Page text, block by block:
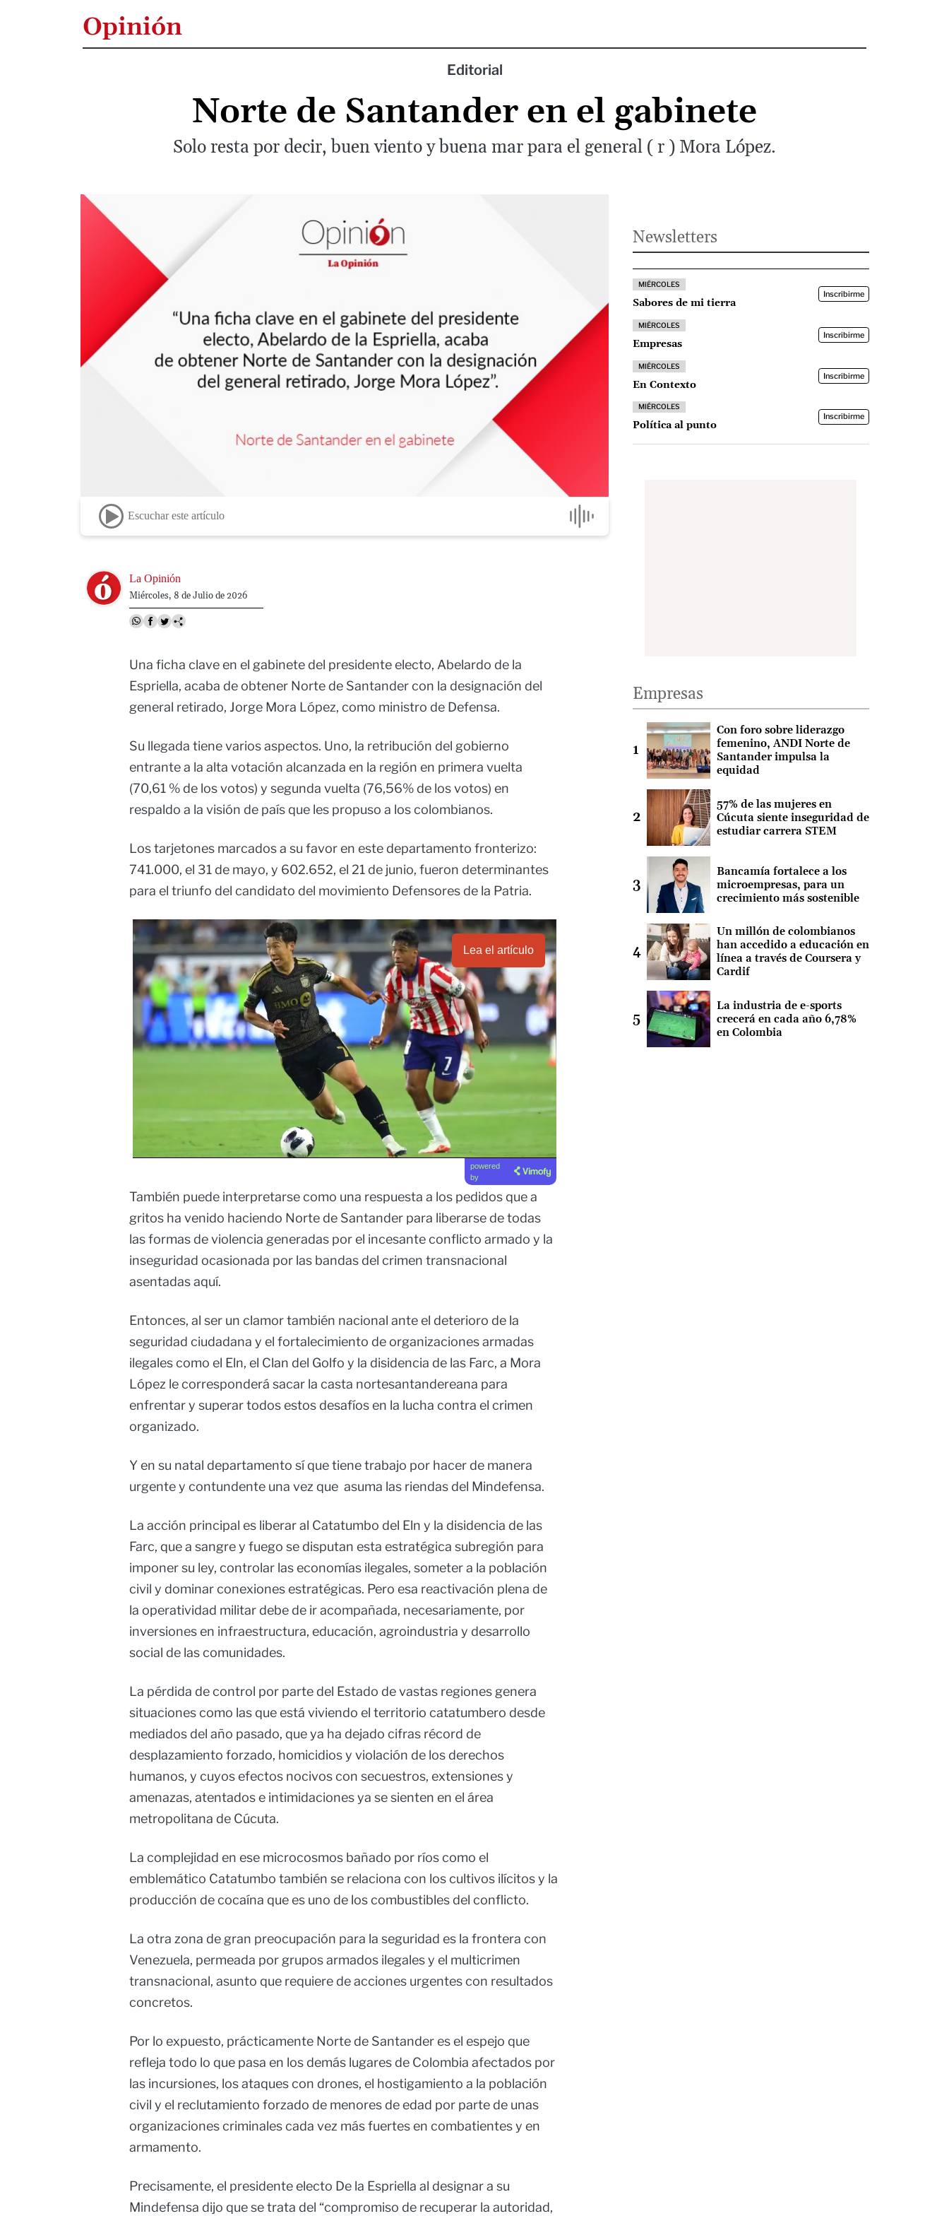
Opinión
Editorial
Norte de Santander en el gabinete
Solo resta por decir, buen viento y buena mar para el general ( r ) Mora López.
Escuchar este artículo
Image La Opinión
Miércoles, 8 de Julio de 2026
Una ficha clave en el gabinete del presidente electo, Abelardo de la
Espriella, acaba de obtener Norte de Santander con la designación del
general retirado, Jorge Mora López, como ministro de Defensa.
Su llegada tiene varios aspectos. Uno, la retribución del gobierno
entrante a la alta votación alcanzada en la región en primera vuelta
(70,61 % de los votos) y segunda vuelta (76,56% de los votos) en
respaldo a la visión de país que les propuso a los colombianos.
Los tarjetones marcados a su favor en este departamento fronterizo:
741.000, el 31 de mayo, y 602.652, el 21 de junio, fueron determinantes
para el triunfo del candidato del movimiento Defensores de la Patria.
Lea el artículo
powered
by
También puede interpretarse como una respuesta a los pedidos que a
gritos ha venido haciendo Norte de Santander para liberarse de todas
las formas de violencia generadas por el incesante conflicto armado y la
inseguridad ocasionada por las bandas del crimen transnacional
asentadas aquí.
Entonces, al ser un clamor también nacional ante el deterioro de la
seguridad ciudadana y el fortalecimiento de organizaciones armadas
ilegales como el Eln, el Clan del Golfo y la disidencia de las Farc, a Mora
López le corresponderá sacar la casta nortesantandereana para
enfrentar y superar todos estos desafíos en la lucha contra el crimen
organizado.
Y en su natal departamento sí que tiene trabajo por hacer de manera
urgente y contundente una vez que asuma las riendas del Mindefensa.
La acción principal es liberar al Catatumbo del Eln y la disidencia de las
Farc, que a sangre y fuego se disputan esta estratégica subregión para
imponer su ley, controlar las economías ilegales, someter a la población
civil y dominar conexiones estratégicas. Pero esa reactivación plena de
la operatividad militar debe de ir acompañada, necesariamente, por
inversiones en infraestructura, educación, agroindustria y desarrollo
social de las comunidades.
La pérdida de control por parte del Estado de vastas regiones genera
situaciones como las que está viviendo el territorio catatumbero desde
mediados del año pasado, que ya ha dejado cifras récord de
desplazamiento forzado, homicidios y violación de los derechos
humanos, y cuyos efectos nocivos con secuestros, extensiones y
amenazas, atentados e intimidaciones ya se sienten en el área
metropolitana de Cúcuta.
La complejidad en ese microcosmos bañado por ríos como el
emblemático Catatumbo también se relaciona con los cultivos ilícitos y la
producción de cocaína que es uno de los combustibles del conflicto.
La otra zona de gran preocupación para la seguridad es la frontera con
Venezuela, permeada por grupos armados ilegales y el multicrimen
transnacional, asunto que requiere de acciones urgentes con resultados
concretos.
Por lo expuesto, prácticamente Norte de Santander es el espejo que
refleja todo lo que pasa en los demás lugares de Colombia afectados por
las incursiones, los ataques con drones, el hostigamiento a la población
civil y el reclutamiento forzado de menores de edad por parte de unas
organizaciones criminales cada vez más fuertes en combatientes y en
armamento.
Precisamente, el presidente electo De la Espriella al designar a su
Mindefensa dijo que se trata del “compromiso de recuperar la autoridad,
Newsletters
MIÉRCOLES
Sabores de mi tierra
Inscribirme
MIÉRCOLES
Empresas
Inscribirme
MIÉRCOLES
En Contexto
Inscribirme
MIÉRCOLES
Política al punto
Inscribirme
Empresas
Con foro sobre liderazgo
femenino, ANDI Norte de
Santander impulsa la
equidad
57% de las mujeres en
Cúcuta siente inseguridad de
estudiar carrera STEM
Bancamía fortalece a los
microempresas, para un
crecimiento más sostenible
Un millón de colombianos
han accedido a educación en
línea a través de Coursera y
Cardif
La industria de e-sports
crecerá en cada año 6,78%
en Colombia